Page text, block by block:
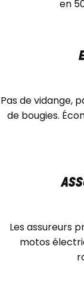
en
Pas de vidange,
de bougies.
Les assureurs
motos